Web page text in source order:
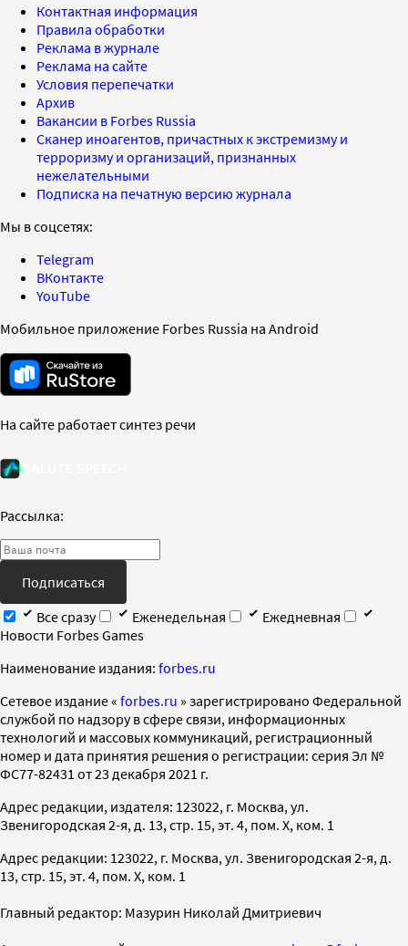
Контактная информация
Правила обработки
Реклама в журнале
Реклама на сайте
Условия перепечатки
Архив
Вакансии в Forbes Russia
Сканер иноагентов, причастных к экстремизму и
терроризму и организаций, признанных
нежелательными
Подписка на печатную версию журнала
Мы в соцсетях:
Telegram
ВКонтакте
YouTube
Мобильное приложение Forbes Russia на Android
На сайте работает синтез речи
Рассылка:
Подписаться
Все сразу
Еженедельная
Ежедневная
Новости Forbes Games
Наименование издания: forbes.ru
Cетевое издание « forbes.ru » зарегистрировано Федеральной
службой по надзору в сфере связи, информационных
технологий и массовых коммуникаций, регистрационный
номер и дата принятия решения о регистрации: серия Эл №
ФС77-82431 от 23 декабря 2021 г.
Адрес редакции, издателя: 123022, г. Москва, ул.
Звенигородская 2-я, д. 13, стр. 15, эт. 4, пом. X, ком. 1
Адрес редакции: 123022, г. Москва, ул. Звенигородская 2-я, д.
13, стр. 15, эт. 4, пом. X, ком. 1
Главный редактор: Мазурин Николай Дмитриевич